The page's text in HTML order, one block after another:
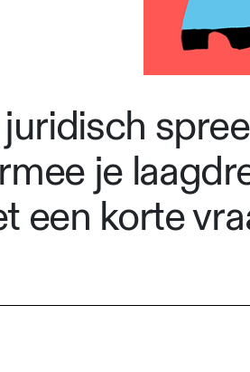
je
een korte